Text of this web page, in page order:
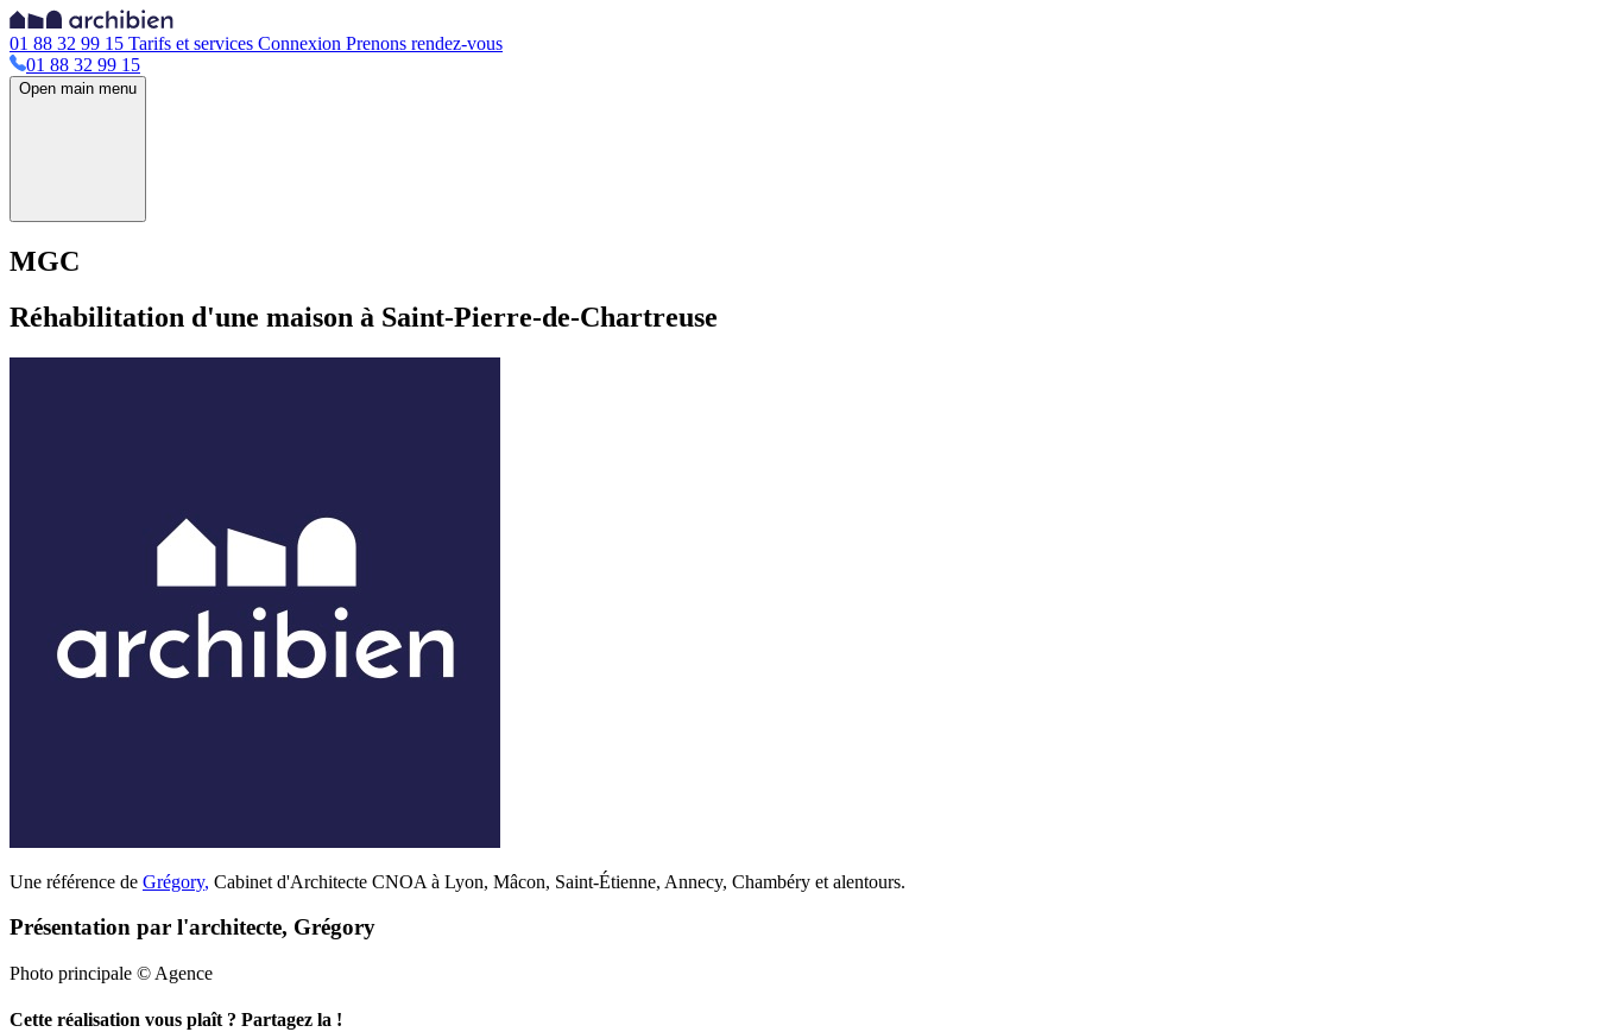
01 88 32 99 15 Tarifs et services Connexion Prenons rendez-vous
01 88 32 99 15
Open main menu
MGC
Réhabilitation d'une maison à Saint-Pierre-de-Chartreuse
Une référence de Grégory, Cabinet d'Architecte CNOA à Lyon, Mâcon, Saint-Étienne, Annecy, Chambéry et alentours.
Présentation par l'architecte, Grégory
Photo principale © Agence
Cette réalisation vous plaît ? Partagez la !